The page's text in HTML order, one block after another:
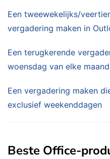
Een tweewekelijks/
vergadering maken in
Een terugkerende
woensdag van elke maand
Een vergadering maken
exclusief weekenddagen
Beste Office-